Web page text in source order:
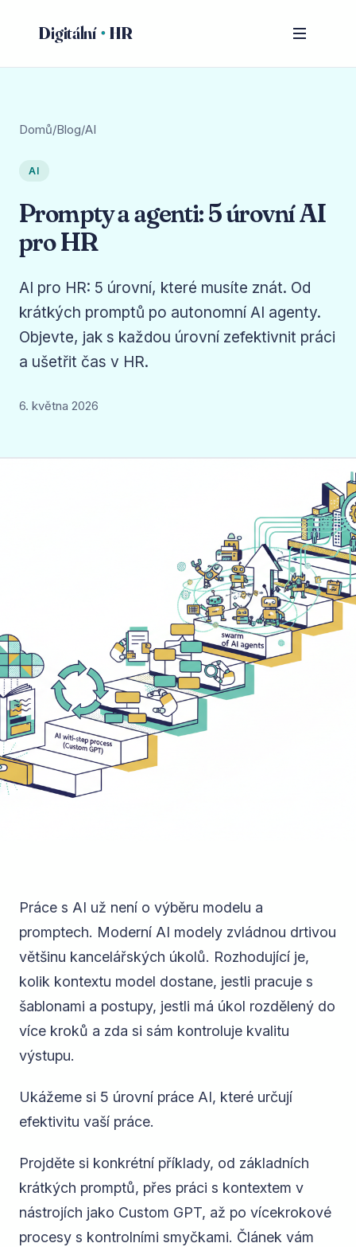
Digitální HR
Domů/Blog/AI
AI
Prompty a agenti: 5 úrovní AI
pro HR
AI pro HR: 5 úrovní, které musíte znát. Od
krátkých promptů po autonomní AI agenty.
Objevte, jak s každou úrovní zefektivnit práci
a ušetřit čas v HR.
6. května 2026
Práce s AI už není o výběru modelu a
promptech. Moderní AI modely zvládnou drtivou
většinu kancelářských úkolů. Rozhodující je,
kolik kontextu model dostane, jestli pracuje s
šablonami a postupy, jestli má úkol rozdělený do
více kroků a zda si sám kontroluje kvalitu
výstupu.
Ukážeme si 5 úrovní práce AI, které určují
efektivitu vaší práce.
Projděte si konkrétní příklady, od základních
krátkých promptů, přes práci s kontextem v
nástrojích jako Custom GPT, až po vícekrokové
procesy s kontrolními smyčkami. Článek vám